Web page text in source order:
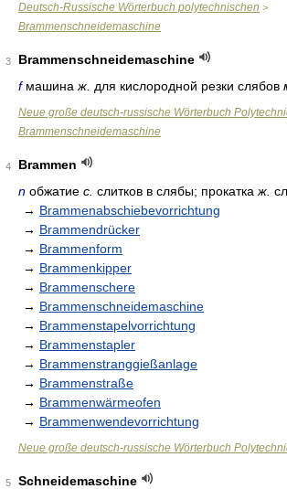
Deutsch-Russische Wörterbuch polytechnischen >
Brammenschneidemaschine
3
Brammenschneidemaschine
fмашина ж. для кислородной резки слябов
Neue große deutsch-russische Wörterbuch
Brammenschneidemaschine
4
Brammen
n обжатие с. слитков в слябы; прокатка ж.
→ Brammenabschiebevorrichtung
→ Brammendrücker
→ Brammenform
→ Brammenkipper
→ Brammenschere
→ Brammenschneidemaschine
→ Brammenstapelvorrichtung
→ Brammenstapler
→ Brammenstranggießanlage
→ Brammenstraße
→ Brammenwärmeofen
→ Brammenwendevorrichtung
Neue große deutsch-russische Wörterbuch
5
Schneidemaschine